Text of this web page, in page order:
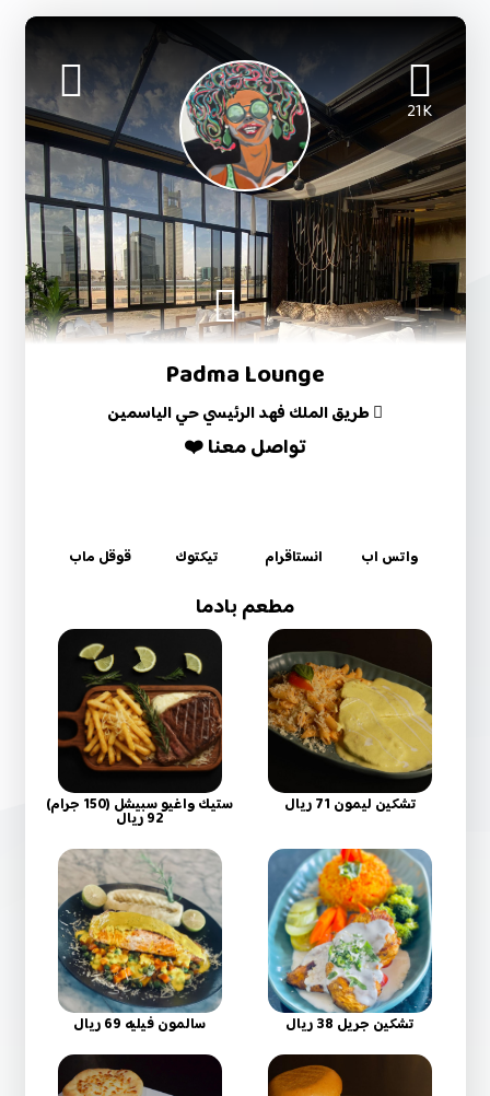
21K
Padma Lounge
طريق الملك فهد الرئيسي حي الياسمين
تواصل معنا ❤️
واتس اب انستاقرام تيكتوك قوقل ماب
مطعم بادما
تشكين ليمون 71 ريال ستيك واغيو سبيشل (150 جرام)
92 ريال
تشكين جريل 38 ريال سالمون فيليه 69 ريال